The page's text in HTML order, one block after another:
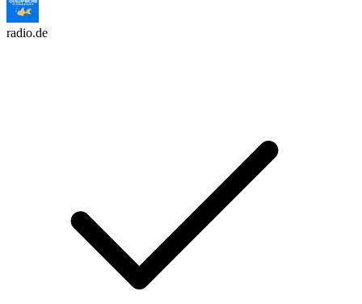
radio.de